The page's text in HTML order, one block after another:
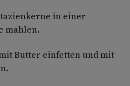
in einer
mahlen.
Butter einfetten und mit